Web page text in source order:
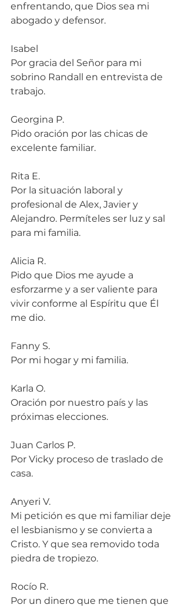
enfrentando, que Dios sea mi
abogado y defensor.
Isabel
Por gracia del Señor para mi
sobrino Randall en entrevista de
trabajo.
Georgina P.
Pido oración por las chicas de
excelente familiar.
Rita E.
Por la situación laboral y
profesional de Alex, Javier y
Alejandro. Permíteles ser luz y sal
para mi familia.
Alicia R.
Pido que Dios me ayude a
esforzarme y a ser valiente para
vivir conforme al Espíritu que Él
me dio.
Fanny S.
Por mi hogar y mi familia.
Karla O.
Oración por nuestro país y las
próximas elecciones.
Juan Carlos P.
Por Vicky proceso de traslado de
casa.
Anyeri V.
Mi petición es que mi familiar deje
el lesbianismo y se convierta a
Cristo. Y que sea removido toda
piedra de tropiezo.
Rocío R.
Por un dinero que me tienen que